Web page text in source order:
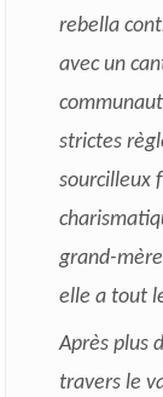
rebella
avec un
strictes
sourcilleux
grand-
elle a tout
Après plus
travers le